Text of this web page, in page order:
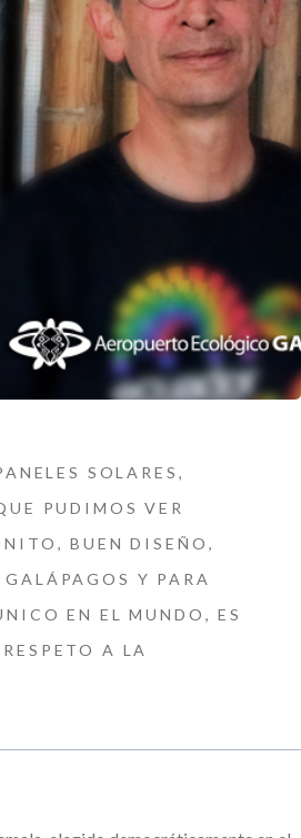
SOLARES,
PUDIMOS VER
BUEN DISEÑO,
Y PARA
EN EL MUNDO, ES
A LA